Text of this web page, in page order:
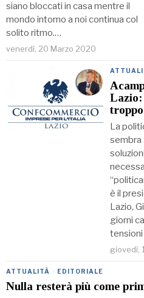
siano bloccati in casa mentre il
mondo intorno a noi continua col
solito ritmo.…
venerdì, 20 Marzo 2020
Lazio:
La
sembra
è il
Lazio,
giorni
giovedì,
ATTUALITÀ · EDITORIALE
Nulla resterà più come